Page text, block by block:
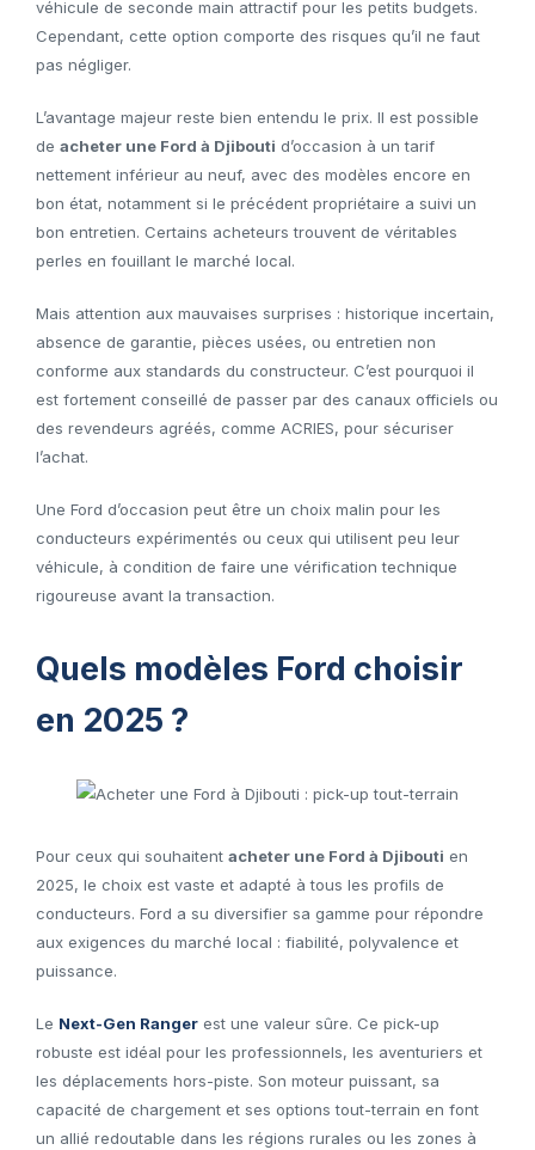
véhicule de seconde main attractif pour les petits budgets.
Cependant, cette option comporte des risques qu’il ne faut
pas négliger.
L’avantage majeur reste bien entendu le prix. Il est possible
de acheter une Ford à Djibouti d’occasion à un tarif
nettement inférieur au neuf, avec des modèles encore en
bon état, notamment si le précédent propriétaire a suivi un
bon entretien. Certains acheteurs trouvent de véritables
perles en fouillant le marché local.
Mais attention aux mauvaises surprises : historique incertain,
absence de garantie, pièces usées, ou entretien non
conforme aux standards du constructeur. C’est pourquoi il
est fortement conseillé de passer par des canaux officiels ou
des revendeurs agréés, comme ACRIES, pour sécuriser
l’achat.
Une Ford d’occasion peut être un choix malin pour les
conducteurs expérimentés ou ceux qui utilisent peu leur
véhicule, à condition de faire une vérification technique
rigoureuse avant la transaction.
Quels modèles Ford choisir
en 2025 ?
Pour ceux qui souhaitent acheter une Ford à Djibouti en
2025, le choix est vaste et adapté à tous les profils de
conducteurs. Ford a su diversifier sa gamme pour répondre
aux exigences du marché local : fiabilité, polyvalence et
puissance.
Le Next-Gen Ranger est une valeur sûre. Ce pick-up
robuste est idéal pour les professionnels, les aventuriers et
les déplacements hors-piste. Son moteur puissant, sa
capacité de chargement et ses options tout-terrain en font
un allié redoutable dans les régions rurales ou les zones à